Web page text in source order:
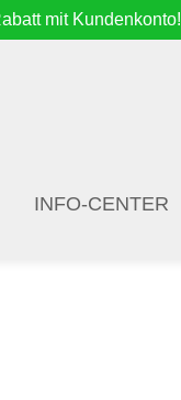
mit Kundenkonto!
INFO-CENTER